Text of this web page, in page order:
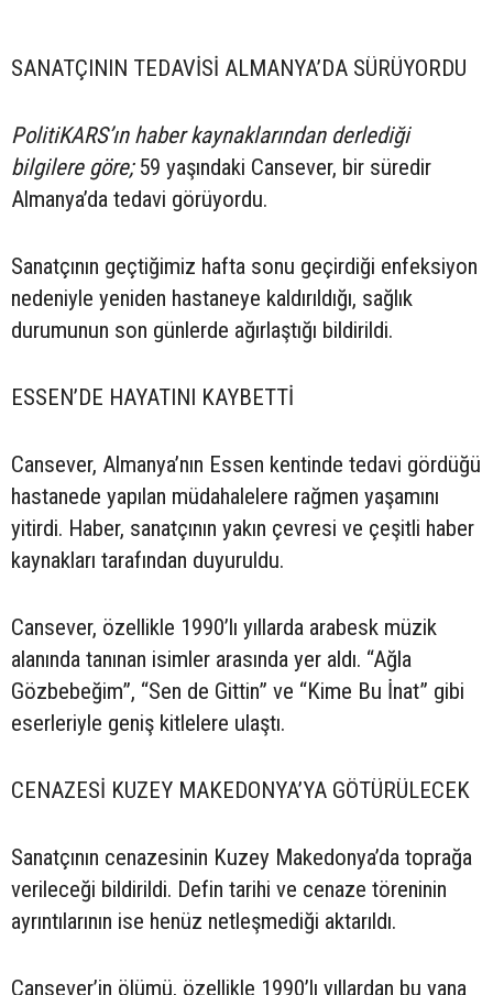
SANATÇININ TEDAVİSİ ALMANYA’DA SÜRÜYORDU
PolitiKARS’ın haber kaynaklarından derlediği
bilgilere göre;59 yaşındaki Cansever, bir süredir
Almanya’da tedavi görüyordu.
Sanatçının geçtiğimiz hafta sonu geçirdiği enfeksiyon
nedeniyle yeniden hastaneye kaldırıldığı, sağlık
durumunun son günlerde ağırlaştığı bildirildi.
ESSEN’DE HAYATINI KAYBETTİ
Cansever, Almanya’nın Essen kentinde tedavi gördüğü
hastanede yapılan müdahalelere rağmen yaşamını
yitirdi. Haber, sanatçının yakın çevresi ve çeşitli haber
kaynakları tarafından duyuruldu.
Cansever, özellikle 1990’lı yıllarda arabesk müzik
alanında tanınan isimler arasında yer aldı. “Ağla
Gözbebeğim”, “Sen de Gittin” ve “Kime Bu İnat” gibi
eserleriyle geniş kitlelere ulaştı.
CENAZESİ KUZEY MAKEDONYA’YA GÖTÜRÜLECEK
Sanatçının cenazesinin Kuzey Makedonya’da toprağa
verileceği bildirildi. Defin tarihi ve cenaze töreninin
ayrıntılarının ise henüz netleşmediği aktarıldı.
Cansever’in ölümü, özellikle 1990’lı yıllardan bu yana